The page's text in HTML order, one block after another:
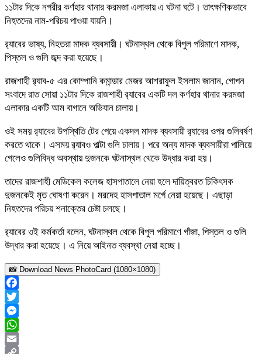
১১টার দিকে নগরীর কর্ণহার থানার করমজা এলাকায় এ ঘটনা ঘটে। তাৎক্ষণিকভাবে
নিহতদের নাম-পরিচয় পাওয়া যায়নি।
র‍্যাবের ভাষ্য, নিহতরা মাদক ব্যবসায়ী। ঘটনাস্থল থেকে বিপুল পরিমাণে মাদক,
পিস্তল ও গুলি জব্দ করা হয়েছে।
রাজশাহী র‌্যাব-৫ এর কোম্পানি কমান্ডার মেজর আশরাফুল ইসলাম জানান, গোপন
সংবাদে রাত সোয়া ১১টার দিকে রাজশাহী র‌্যাবের একটি দল কর্ণহার থানার করমজা
এলাকার একটি আম বাগানে অভিযান চালায়।
ওই সময় র‌্যাবের উপস্থিতি টের পেয়ে একদল মাদক ব্যবসায়ী র‌্যাবের ওপর গুলিবর্ষণ
করতে থাকে। এসময় র‌্যাবও পাল্টা গুলি চালায়। পরে অন্য মাদক ব্যবসায়ীরা পালিয়ে
গেলেও গুলিবিদ্ধ অবস্থায় দুজনকে ঘটনাস্থল থেকে উদ্ধার করা হয়।
তাদের রাজশাহী মেডিকেল কলেজ হাসপাতালে নেয়া হলে দায়িত্বরত চিকিৎসক
দুজনকেই মৃত ঘোষণা করেন। মরদেহ হাসপাতাল মর্গে নেয়া হয়েছে। এছাড়া
নিহতদের পরিচয় শনাক্তের চেষ্টা চলছে।
র‍্যাবের ওই কর্মকর্তা বলেন, ঘটনাস্থল থেকে বিপুল পরিমাণে গাঁজা, পিস্তল ও গুলি
উদ্ধার করা হয়েছে। এ নিয়ে আইনত ব্যবস্থা নেয়া হচ্ছে।
📸 Download News PhotoCard (1080×1080)
Facebook
Twitter
Messenger
WhatsApp